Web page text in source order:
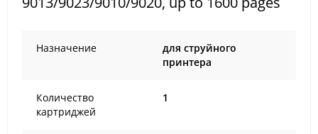
Назначение
для струйного
принтера
Количество
картриджей
1